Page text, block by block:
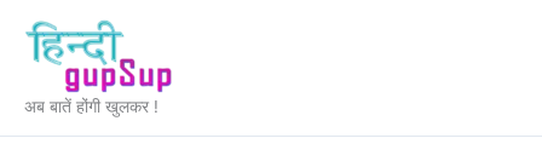
content
अब बातें होंगी खुलकर !